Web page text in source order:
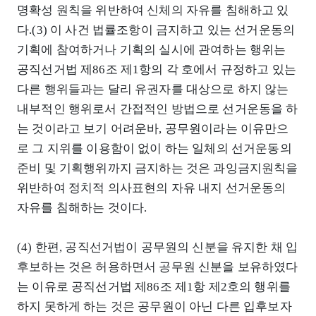
명확성 원칙을 위반하여 신체의 자유를 침해하고 있
다.(3) 이 사건 법률조항이 금지하고 있는 선거운동의
기획에 참여하거나 기획의 실시에 관여하는 행위는
공직선거법 제86조 제1항의 각 호에서 규정하고 있는
다른 행위들과는 달리 유권자를 대상으로 하지 않는
내부적인 행위로서 간접적인 방법으로 선거운동을 하
는 것이라고 보기 어려운바, 공무원이라는 이유만으
로 그 지위를 이용함이 없이 하는 일체의 선거운동의
준비 및 기획행위까지 금지하는 것은 과잉금지원칙을
위반하여 정치적 의사표현의 자유 내지 선거운동의
자유를 침해하는 것이다.
(4) 한편, 공직선거법이 공무원의 신분을 유지한 채 입
후보하는 것은 허용하면서 공무원 신분을 보유하였다
는 이유로 공직선거법 제86조 제1항 제2호의 행위를
하지 못하게 하는 것은 공무원이 아닌 다른 입후보자